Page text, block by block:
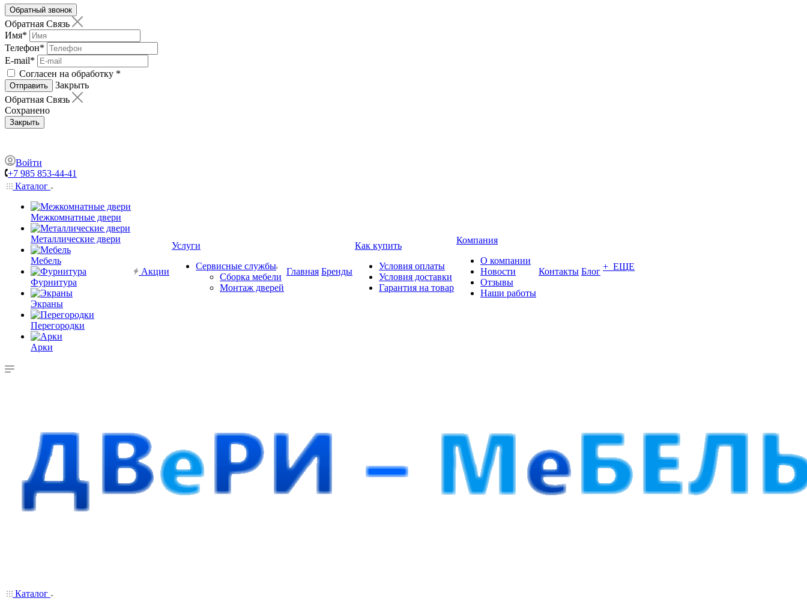
Обратный звонок
Обратная Связь
Имя*
Телефон*
E-mail*
Согласен на обработку *
Отправить
Закрыть
Обратная Связь
Сохранено
Закрыть
Войти
+7 985 853-44-41
Каталог
Межкомнатные двери
Металлические двери
Мебель
Фурнитура
Экраны
Перегородки
Арки
Акции
Услуги
Сервисные службы
Сборка мебели
Монтаж дверей
Главная Бренды
Как купить
Условия оплаты
Условия доставки
Гарантия на товар
Компания
О компании
Новости
Отзывы
Наши работы
Контакты Блог + ЕЩЕ
Каталог